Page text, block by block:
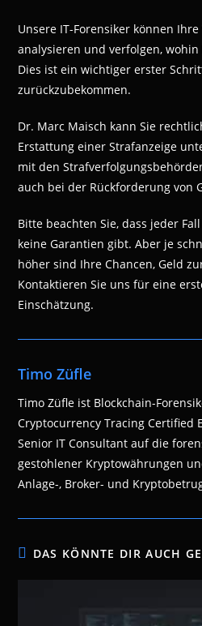
Unsere IT-Forensiker können
analysieren und verfolgen,
Dies ist ein wichtiger erster
zurückzubekommen.
Dr. Marc Maisch kann Sie
Erstattung einer Strafanzeige
mit den
auch bei der Rückforderung von
Bitte beachten Sie, dass jeder
keine Garantien gibt. Aber je
höher sind Ihre Chancen, Geld
Kontaktieren Sie uns für eine
Einschätzung.
Timo Züfle
Timo Züfle ist Blockchain-
Cryptocurrency Tracing Certified
Senior IT Consultant auf die
gestohlener Kryptowährungen
Anlage-, Broker- und
DAS KÖNNTE DIR AUCH